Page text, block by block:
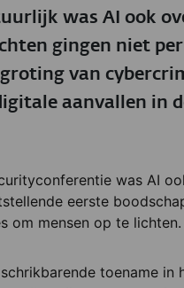
was AI ook
gingen niet
van
aanvallen in
was AI
eerste
om mensen op te lichten.
toename